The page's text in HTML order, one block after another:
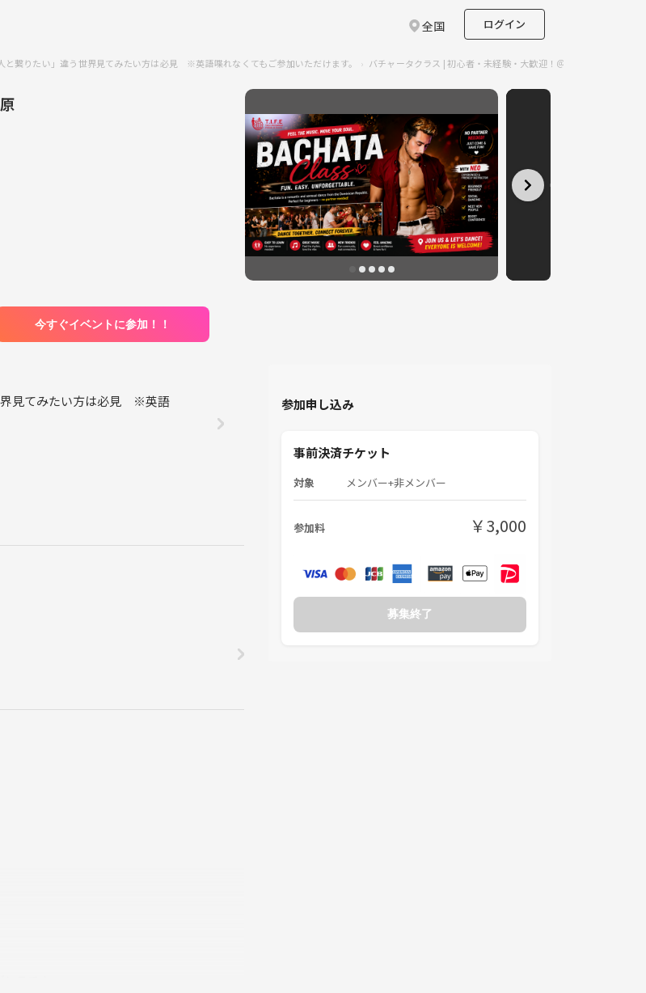
全国 ログイン
と繋りたい」違う世界見てみたい方は必見 ※英語喋れなくてもご参加いただけます。 バチャータクラス | 初心者・未経験・大歓迎！＠秋葉原のサークル
今すぐイベントに参加！！
界見てみたい方は必見 ※英語
参加申し込み
事前決済チケット
対象 メンバー+非メンバー
参加料 ￥3,000
募集終了